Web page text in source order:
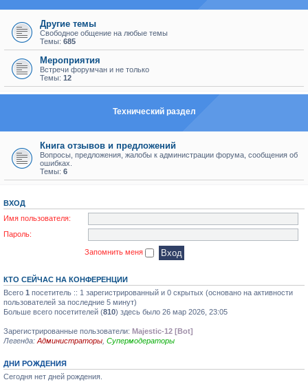
Другие темы
Свободное общение на любые темы
Темы: 685
Мероприятия
Встречи форумчан и не только
Темы: 12
Технический раздел
Книга отзывов и предложений
Вопросы, предложения, жалобы к администрации форума, сообщения об
ошибках.
Темы: 6
ВХОД
Имя пользователя:
Пароль:
Запомнить меня
КТО СЕЙЧАС НА КОНФЕРЕНЦИИ
Всего 1 посетитель :: 1 зарегистрированный и 0 скрытых (основано на активности
пользователей за последние 5 минут)
Больше всего посетителей (810) здесь было 26 мар 2026, 23:05
Зарегистрированные пользователи: Majestic-12 [Bot]
Легенда: Администраторы Супермодераторы
ДНИ РОЖДЕНИЯ
Сегодня нет дней рождения.